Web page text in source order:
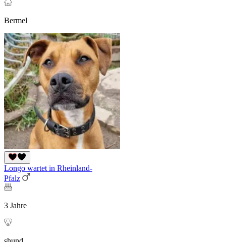
Bermel
Longo wartet in Rheinland-
Pfalz
3 Jahre